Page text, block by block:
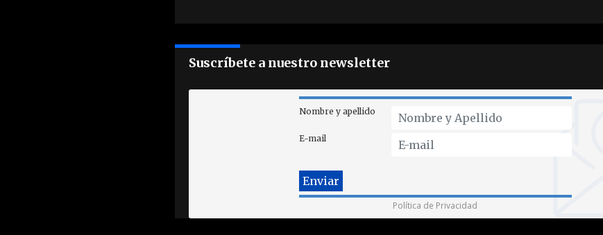
Suscríbete a nuestro newsletter
Nombre y apellido
E-mail
Política de Privacidad